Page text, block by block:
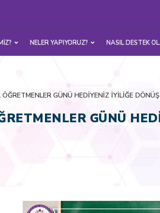
NELER YAPIYORUZ? NASIL DESTEK
GÜNÜ HEDİYENİZ İYİLİĞE
GÜNÜ